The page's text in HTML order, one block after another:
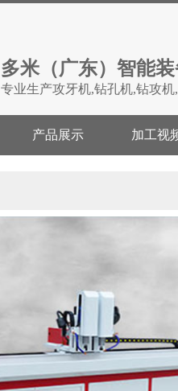
多米（广东）智能
专业生产攻牙机,钻孔机,钻攻
产品展示 加工视